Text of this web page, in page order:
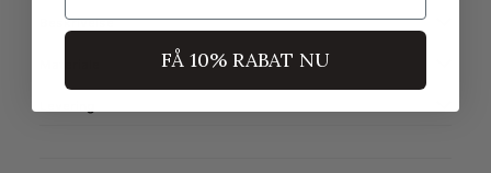
Beskrivelse
FÅ 10% RABAT NU